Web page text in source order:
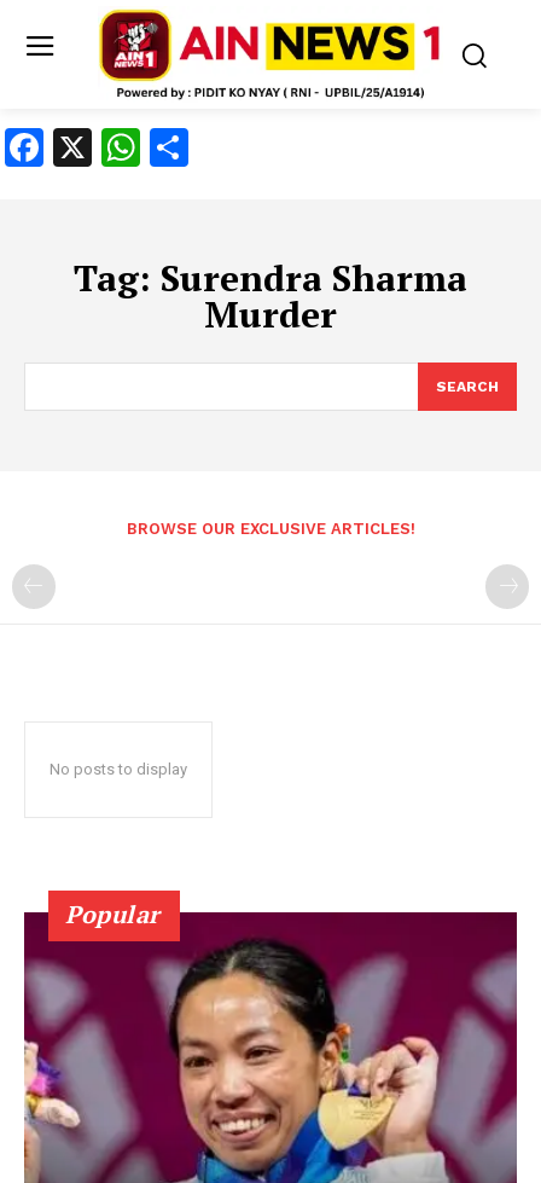
Facebook
X WhatsApp
Tag: Surendra Sharma
Murder
SEARCH
BROWSE OUR EXCLUSIVE ARTICLES!
No posts to display
Popular